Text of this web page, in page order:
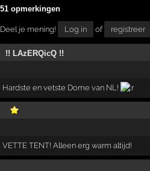
51 opmerkingen
Deel je mening! Log in of registreer
!! LAzERQicQ !!
Hardste en vetste Dome van NL!
VETTE TENT! Alleen erg warm altijd!